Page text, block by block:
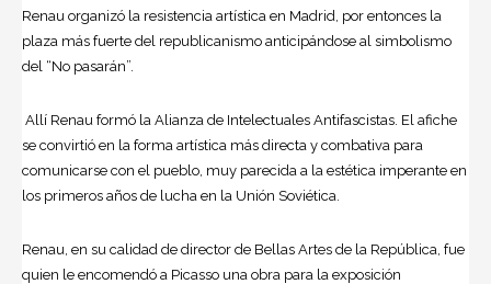
Renau organizó la resistencia artística en Madrid, por entonces la
plaza más fuerte del republicanismo anticipándose al simbolismo
del “No pasarán”.
Allí Renau formó la Alianza de Intelectuales Antifascistas. El afiche
se convirtió en la forma artística más directa y combativa para
comunicarse con el pueblo, muy parecida a la estética imperante en
los primeros años de lucha en la Unión Soviética.
Renau, en su calidad de director de Bellas Artes de la República, fue
quien le encomendó a Picasso una obra para la exposición